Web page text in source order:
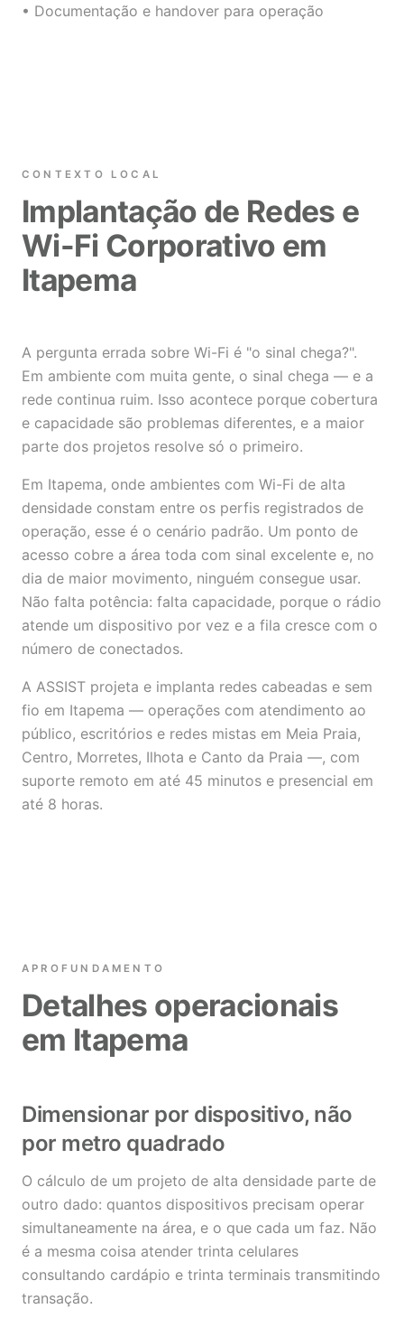
• Documentação e handover para operação
CONTEXTO LOCAL
Implantação de Redes e
Wi-Fi Corporativo em
Itapema
A pergunta errada sobre Wi-Fi é "o sinal chega?".
Em ambiente com muita gente, o sinal chega — e a
rede continua ruim. Isso acontece porque cobertura
e capacidade são problemas diferentes, e a maior
parte dos projetos resolve só o primeiro.
Em Itapema, onde ambientes com Wi-Fi de alta
densidade constam entre os perfis registrados de
operação, esse é o cenário padrão. Um ponto de
acesso cobre a área toda com sinal excelente e, no
dia de maior movimento, ninguém consegue usar.
Não falta potência: falta capacidade, porque o rádio
atende um dispositivo por vez e a fila cresce com o
número de conectados.
A ASSIST projeta e implanta redes cabeadas e sem
fio em Itapema — operações com atendimento ao
público, escritórios e redes mistas em Meia Praia,
Centro, Morretes, Ilhota e Canto da Praia —, com
suporte remoto em até 45 minutos e presencial em
até 8 horas.
APROFUNDAMENTO
Detalhes operacionais
em Itapema
Dimensionar por dispositivo, não
por metro quadrado
O cálculo de um projeto de alta densidade parte de
outro dado: quantos dispositivos precisam operar
simultaneamente na área, e o que cada um faz. Não
é a mesma coisa atender trinta celulares
consultando cardápio e trinta terminais transmitindo
transação.